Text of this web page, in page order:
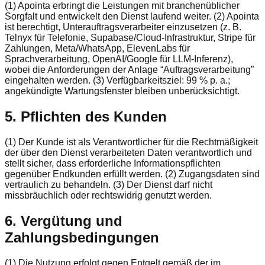
(1) Apointa erbringt die Leistungen mit branchenüblicher
Sorgfalt und entwickelt den Dienst laufend weiter. (2) Apointa
ist berechtigt, Unterauftragsverarbeiter einzusetzen (z. B.
Telnyx für Telefonie, Supabase/Cloud-Infrastruktur, Stripe für
Zahlungen, Meta/WhatsApp, ElevenLabs für
Sprachverarbeitung, OpenAI/Google für LLM-Inferenz),
wobei die Anforderungen der Anlage “Auftragsverarbeitung”
eingehalten werden. (3) Verfügbarkeitsziel: 99 % p. a.;
angekündigte Wartungsfenster bleiben unberücksichtigt.
5. Pflichten des Kunden
(1) Der Kunde ist als Verantwortlicher für die Rechtmäßigkeit
der über den Dienst verarbeiteten Daten verantwortlich und
stellt sicher, dass erforderliche Informationspflichten
gegenüber Endkunden erfüllt werden. (2) Zugangsdaten sind
vertraulich zu behandeln. (3) Der Dienst darf nicht
missbräuchlich oder rechtswidrig genutzt werden.
6. Vergütung und
Zahlungsbedingungen
(1) Die Nutzung erfolgt gegen Entgelt gemäß der im